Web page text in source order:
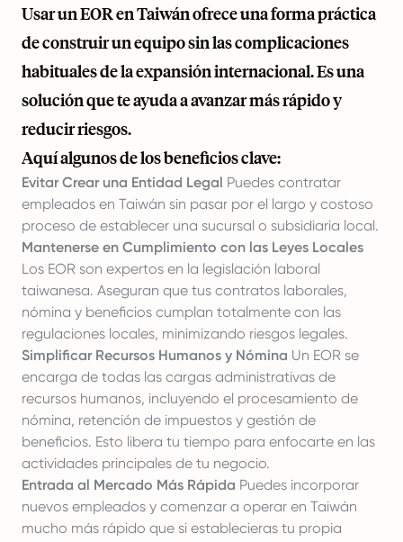
Usar un EOR en Taiwán ofrece una forma práctica
de construir un equipo sin las complicaciones
habituales de la expansión internacional. Es una
solución que te ayuda a avanzar más rápido y
reducir riesgos.
Aquí algunos de los beneficios clave:
Evitar Crear una Entidad Legal Puedes contratar
empleados en Taiwán sin pasar por el largo y costoso
proceso de establecer una sucursal o subsidiaria local.
Mantenerse en Cumplimiento con las Leyes Locales
Los EOR son expertos en la legislación laboral
taiwanesa. Aseguran que tus contratos laborales,
nómina y beneficios cumplan totalmente con las
regulaciones locales, minimizando riesgos legales.
Simplificar Recursos Humanos y Nómina Un EOR se
encarga de todas las cargas administrativas de
recursos humanos, incluyendo el procesamiento de
nómina, retención de impuestos y gestión de
beneficios. Esto libera tu tiempo para enfocarte en las
actividades principales de tu negocio.
Entrada al Mercado Más Rápida Puedes incorporar
nuevos empleados y comenzar a operar en Taiwán
mucho más rápido que si establecieras tu propia